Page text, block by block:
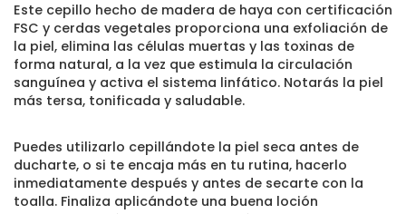
Este cepillo hecho de madera de haya con certificación
FSC y cerdas vegetales proporciona una exfoliación de
la piel, elimina las células muertas y las toxinas de
forma natural, a la vez que estimula la circulación
sanguínea y activa el sistema linfático. Notarás la piel
más tersa, tonificada y saludable.
Puedes utilizarlo cepillándote la piel seca antes de
ducharte, o si te encaja más en tu rutina, hacerlo
inmediatamente después y antes de secarte con la
toalla. Finaliza aplicándote una buena loción